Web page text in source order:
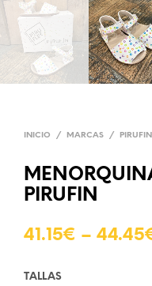
INICIO / MARCAS / PIRUFIN
PIRUFIN
41.15€ – 44.45
TALLAS